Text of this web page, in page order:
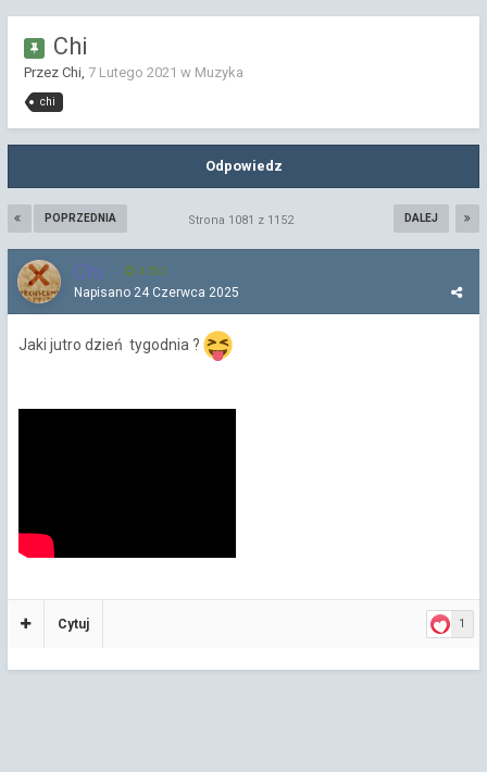
Chi
Przez Chi, 7 Lutego 2021 w Muzyka
chi
Odpowiedz
POPRZEDNIA DALEJ
Strona 1081 z 1152
Chi 4 252
Napisano 24 Czerwca 2025
Jaki jutro dzień tygodnia ?
1
Cytuj